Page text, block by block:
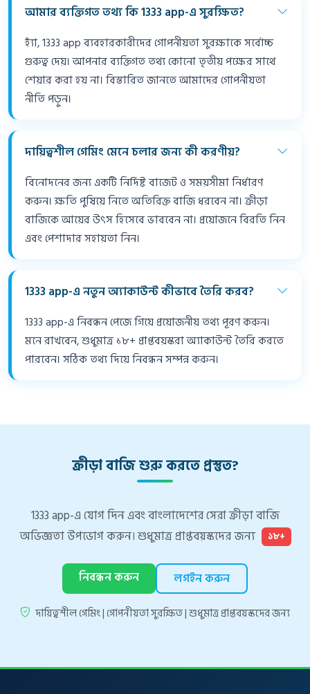
আমার ব্যক্তিগত তথ্য কি 1333 app-এ সুরক্ষিত?
হ্যাঁ, 1333 app ব্যবহারকারীদের গোপনীয়তা সুরক্ষাকে সর্বোচ্চ
গুরুত্ব দেয়। আপনার ব্যক্তিগত তথ্য কোনো তৃতীয় পক্ষের সাথে
শেয়ার করা হয় না। বিস্তারিত জানতে আমাদের গোপনীয়তা
নীতি পড়ুন।
দায়িত্বশীল গেমিং মেনে চলার জন্য কী করণীয়?
বিনোদনের জন্য একটি নির্দিষ্ট বাজেট ও সময়সীমা নির্ধারণ
করুন। ক্ষতি পুষিয়ে নিতে অতিরিক্ত বাজি ধরবেন না। ক্রীড়া
বাজিকে আয়ের উৎস হিসেবে ভাববেন না। প্রয়োজনে বিরতি নিন
এবং পেশাদার সহায়তা নিন।
1333 app-এ নতুন অ্যাকাউন্ট কীভাবে তৈরি করব?
1333 app-এ নিবন্ধন পেজে গিয়ে প্রয়োজনীয় তথ্য পূরণ করুন।
মনে রাখবেন, শুধুমাত্র ১৮+ প্রাপ্তবয়স্করা অ্যাকাউন্ট তৈরি করতে
পারবেন। সঠিক তথ্য দিয়ে নিবন্ধন সম্পন্ন করুন।
ক্রীড়া বাজি শুরু করতে প্রস্তুত?
1333 app-এ যোগ দিন এবং বাংলাদেশের সেরা ক্রীড়া বাজি
অভিজ্ঞতা উপভোগ করুন। শুধুমাত্র প্রাপ্তবয়স্কদের জন্য
১৮+
নিবন্ধন করুন লগইন করুন
দায়িত্বশীল গেমিং | গোপনীয়তা সুরক্ষিত | শুধুমাত্র প্রাপ্তবয়স্কদের জন্য